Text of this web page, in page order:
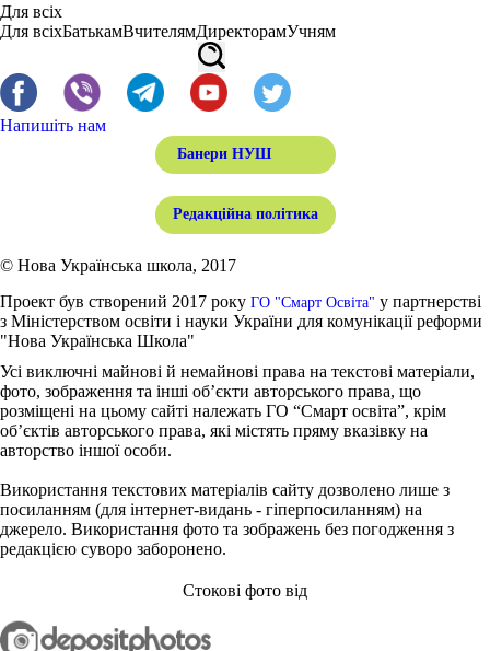
Для всіх
Для всіхБатькамВчителямДиректорамУчням
Напишіть нам
Банери НУШ
Редакційна політика
© Нова Українська школа, 2017
Проект був створений 2017 року ГО "Смарт Освіта" у партнерстві
з Міністерством освіти і науки України для комунікації реформи
"Нова Українська Школа"
Усі виключні майнові й немайнові права на текстові матеріали,
фото, зображення та інші об’єкти авторського права, що
розміщені на цьому сайті належать ГО “Смарт освіта”, крім
об’єктів авторського права, які містять пряму вказівку на
авторство іншої особи.
Використання текстових матеріалів сайту дозволено лише з
посиланням (для інтернет-видань - гіперпосиланням) на
джерело. Використання фото та зображень без погодження з
редакцією суворо заборонено.
Стокові фото від